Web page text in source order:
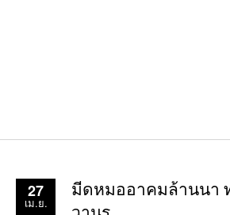
27
เม.ย.
มีดหมออาคมล้านนา